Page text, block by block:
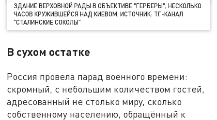
ЗДАНИЕ ВЕРХОВНОЙ РАДЫ В ОБЪЕКТИВЕ "ГЕРБЕРЫ", НЕСКОЛЬКО
ЧАСОВ КРУЖИВШЕЙСЯ НАД КИЕВОМ. ИСТОЧНИК: ТГ-КАНАЛ
"СТАЛИНСКИЕ СОКОЛЫ"
В сухом остатке
Россия провела парад военного времени:
скромный, с небольшим количеством гостей,
адресованный не столько миру, сколько
собственному населению, обращённый к